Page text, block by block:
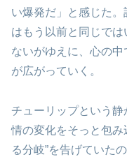
い爆発だ」と感じた
はもう以前と同じで
ないがゆえに、心の中
が広がっていく。
チューリップという
情の変化をそっと包み
る分岐”を告げていた